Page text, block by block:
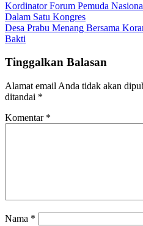
Navigasi
pos
Kordinator Forum Pemuda
Dalam Satu Kongres
Desa Prabu Menang Bersama
Bakti
Tinggalkan Balasan
Alamat email Anda tidak akan
ditandai *
Komentar *
Nama *